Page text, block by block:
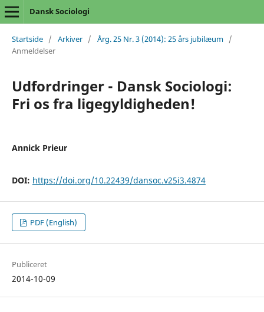
Dansk Sociologi
Startside / Arkiver / Årg. 25 Nr. 3 (2014): 25 års jubilæum /
Anmeldelser
Udfordringer - Dansk Sociologi:
Fri os fra ligegyldigheden!
Annick Prieur
DOI: https://doi.org/10.22439/dansoc.v25i3.4874
PDF (English)
Publiceret
2014-10-09